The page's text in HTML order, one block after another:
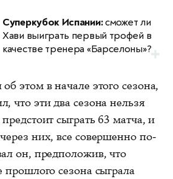
Суперкубок Испании:сможет ли
Хави выиграть первый трофей в
качестве тренера «Барселоны»?
этом в начале этого сезона,
что эти два сезона нельзя
сыграть 63 матча, и
них, все совершенно по-
он, предположив, что
прошлого сезона сыграла